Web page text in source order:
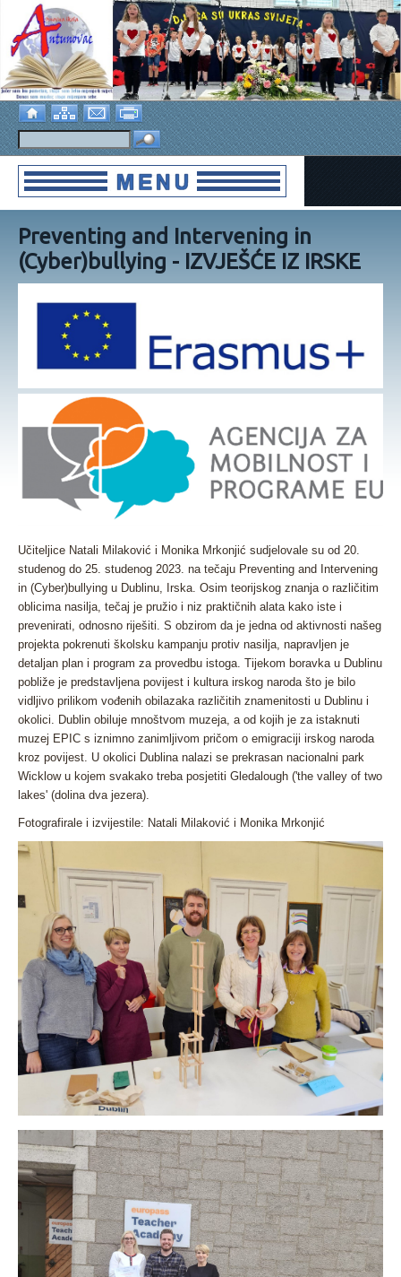
Preventing and Intervening in
(Cyber)bullying - IZVJEŠĆE IZ IRSKE
Učiteljice Natali Milaković i Monika Mrkonjić sudjelovale su od 20.
studenog do 25. studenog 2023. na tečaju Preventing and Intervening
in (Cyber)bullying u Dublinu, Irska. Osim teorijskog znanja o različitim
oblicima nasilja, tečaj je pružio i niz praktičnih alata kako iste i
prevenirati, odnosno riješiti. S obzirom da je jedna od aktivnosti našeg
projekta pokrenuti školsku kampanju protiv nasilja, napravljen je
detaljan plan i program za provedbu istoga. Tijekom boravka u Dublinu
pobliže je predstavljena povijest i kultura irskog naroda što je bilo
vidljivo prilikom vođenih obilazaka različitih znamenitosti u Dublinu i
okolici. Dublin obiluje mnoštvom muzeja, a od kojih je za istaknuti
muzej EPIC s iznimno zanimljivom pričom o emigraciji irskog naroda
kroz povijest. U okolici Dublina nalazi se prekrasan nacionalni park
Wicklow u kojem svakako treba posjetiti Gledalough ('the valley of two
lakes' (dolina dva jezera).
Fotografirale i izvijestile: Natali Milaković i Monika Mrkonjić